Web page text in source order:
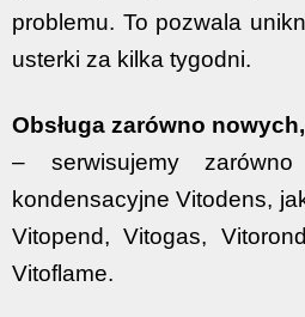
problemu. To pozwala
usterki za kilka tygodni.
Obsługa zarówno
– serwisujemy zarówno
kondensacyjne Vitodens,
Vitopend, Vitogas,
Vitoflame.